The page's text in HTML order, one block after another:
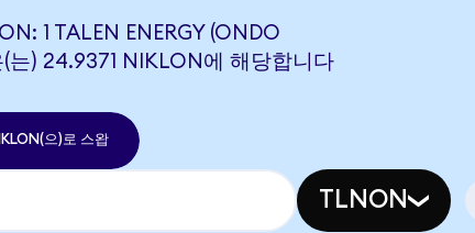
1 TALEN ENERGY (ONDO
(는) 24.9371 NIKLON에 해당합니다
으)로 스왑
TLNON